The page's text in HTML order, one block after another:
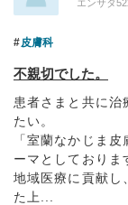
エンサタ
皮膚科
不親切でした。
患者さまと共に治
たい。
「室蘭なかじま
ーマとしておりま
地域医療に貢献し
た上...